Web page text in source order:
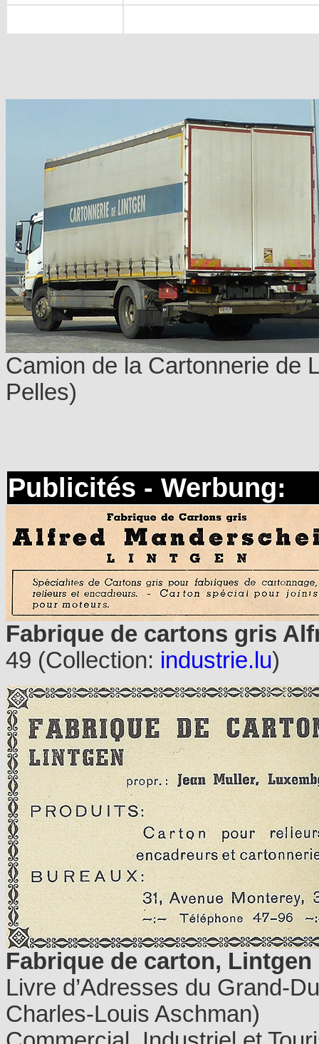
Camion de la Cartonnerie de
Pelles)
Publicités - Werbung:
Fabrique de cartons gris
49 (Collection: industrie.lu)
Fabrique de carton, Lintgen
Livre d’Adresses du Grand-
Charles-Louis Aschman)